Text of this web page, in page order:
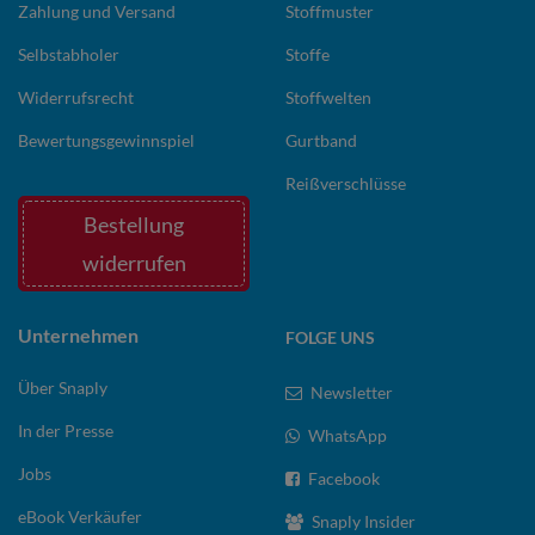
Zahlung und Versand
Selbstabholer
Widerrufsrecht
Bewertungsgewinnspiel
Bestellung
widerrufen
Stoffmuster
Stoffe
Stoffwelten
Gurtband
Reißverschlüsse
Unternehmen
Über Snaply
In der Presse
Jobs
eBook Verkäufer
FOLGE UNS
Newsletter
WhatsApp
Facebook
Snaply Insider